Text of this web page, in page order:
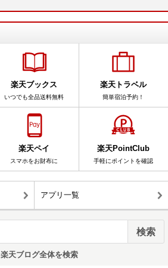
楽天ブックス
いつでも全品送料無料
楽天トラベル
簡単宿泊予約！
楽天ペイ
スマホをお財布に
楽天PointClub
手軽にポイントを確認
アプリ一覧
楽天ブログ全体を検索